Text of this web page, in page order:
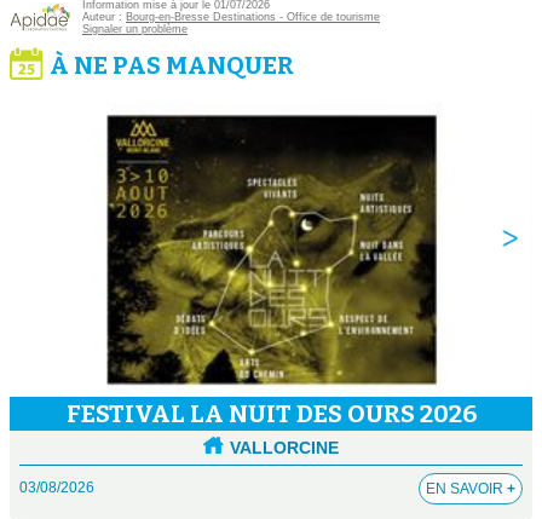
Information mise à jour le 01/07/2026
Auteur : Bourg-en-Bresse Destinations - Office de tourisme
Signaler un problème
À NE PAS MANQUER
FESTIVAL LA NUIT DES OURS 2026
VALLORCINE
03/08/2026 EN SAVOIR +